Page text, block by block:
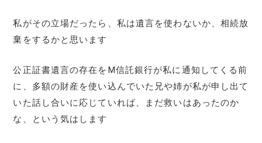
私がその立場だったら、私は遺言を使わないか、相続放
棄をするかと思います
公正証書遺言の存在をM信託銀行が私に通知してくる前
に、多額の財産を使い込んでいた兄や姉が私が申し出て
いた話し合いに応じていれば、まだ救いはあったのか
な、という気はします